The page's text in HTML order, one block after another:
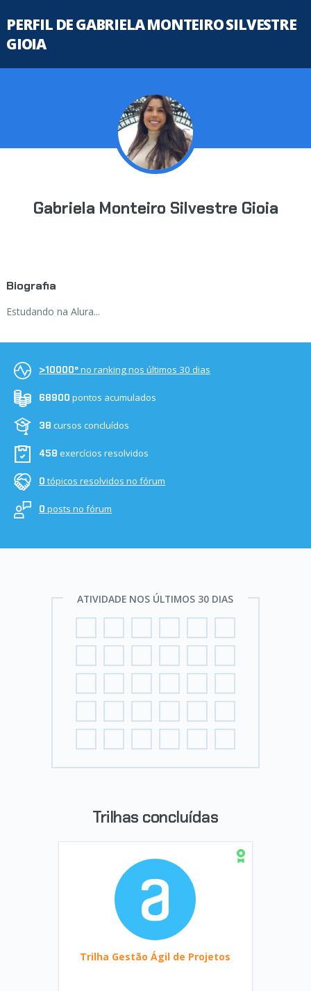
PERFIL DE GABRIELA MONTEIRO SILVESTRE
GIOIA
Gabriela Monteiro Silvestre Gioia
Biografia
Estudando na Alura...
>10000ºno ranking nos últimos 30 dias
68900 pontos acumulados
38 cursos concluídos
458 exercícios resolvidos
0 tópicos resolvidos no fórum
0 posts no fórum
ATIVIDADE NOS ÚLTIMOS 30 DIAS
Trilhas concluídas
Trilha Gestão Ágil de Projetos